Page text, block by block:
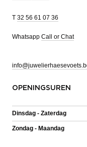
T 32 56 61 07 36
Whatsapp Call or Chat
OPENINGSUREN
Dinsdag - Zaterdag
Zondag - Maandag